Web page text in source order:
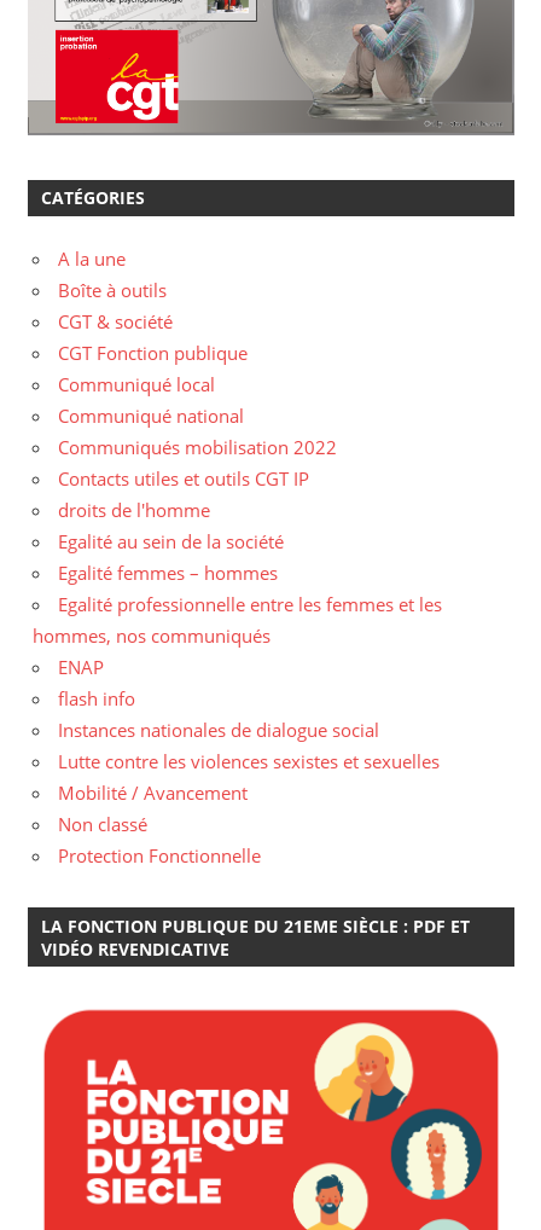
CATÉGORIES
A la une
Boîte à outils
CGT & société
CGT Fonction publique
Communiqué local
Communiqué national
Communiqués mobilisation 2022
Contacts utiles et outils CGT IP
droits de l'homme
Egalité au sein de la société
Egalité femmes – hommes
Egalité professionnelle entre les femmes et les
hommes, nos communiqués
ENAP
flash info
Instances nationales de dialogue social
Lutte contre les violences sexistes et sexuelles
Mobilité / Avancement
Non classé
Protection Fonctionnelle
LA FONCTION PUBLIQUE DU 21EME SIÈCLE : PDF ET
VIDÉO REVENDICATIVE